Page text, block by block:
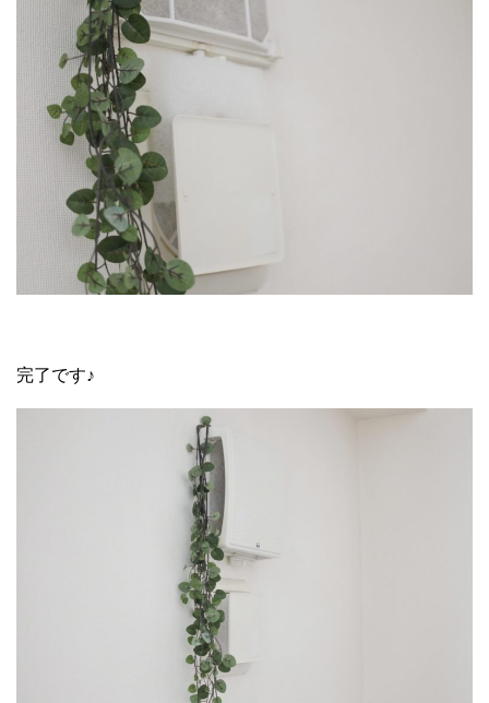
完了です♪